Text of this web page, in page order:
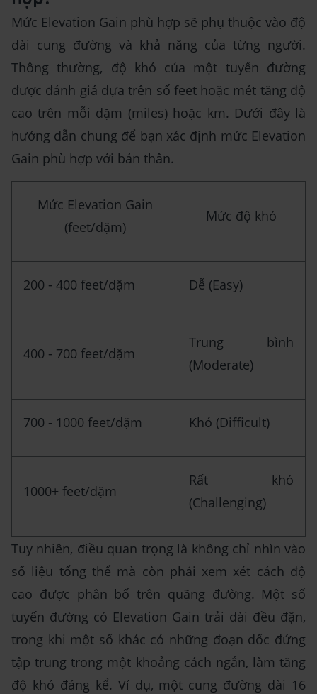
Mức Elevation Gain phù hợp sẽ phụ thuộc vào độ
dài cung đường và khả năng của từng người.
Thông thường, độ khó của một tuyến đường
được đánh giá dựa trên số feet hoặc mét tăng độ
cao trên mỗi dặm (miles) hoặc km. Dưới đây là
hướng dẫn chung để bạn xác định mức Elevation
Gain phù hợp với bản thân.
Mức Elevation Gain
(feet/dặm)
Mức độ khó
200 - 400 feet/dặm Dễ (Easy)
400 - 700 feet/dặm
Trung bình
(Moderate)
700 - 1000 feet/dặm Khó (Difficult)
1000+ feet/dặm
Rất khó
(Challenging)
Tuy nhiên, điều quan trọng là không chỉ nhìn vào
số liệu tổng thể mà còn phải xem xét cách độ
cao được phân bố trên quãng đường. Một số
tuyến đường có Elevation Gain trải dài đều đặn,
trong khi một số khác có những đoạn dốc đứng
tập trung trong một khoảng cách ngắn, làm tăng
độ khó đáng kể. Ví dụ, một cung đường dài 16